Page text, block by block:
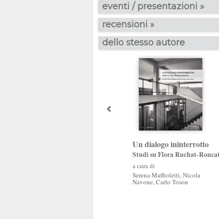
eventi / presentazioni »
recensioni »
dello stesso autore
Un dialogo ininterrotto
Studi su Flora Ruchat-
a cura di
Serena Maffioletti,Nicola
Navone,Carlo Toson